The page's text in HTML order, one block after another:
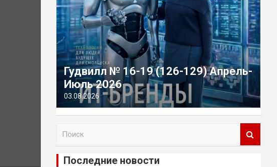
Гудвилл № 16-19 (126-129) Апрель-
Июль 2026
03.08.2026
и
Последние новости